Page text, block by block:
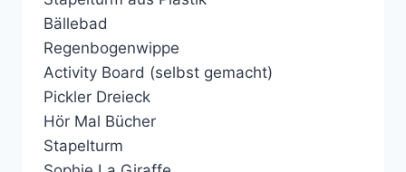
Bällebad
Regenbogenwippe
Activity Board (selbst gemacht)
Pickler Dreieck
Hör Mal Bücher
Stapelturm